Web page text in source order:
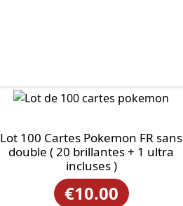
Lot 100 Cartes Pokemon FR sans
double ( 20 brillantes + 1 ultra
incluses )
€10.00